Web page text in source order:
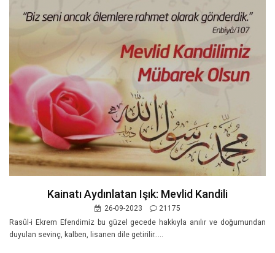
Kainatı Aydınlatan Işık: Mevlid Kandili
26-09-2023
21175
Rasûl-i Ekrem Efendimiz bu güzel gecede hakkıyla anılır ve doğumundan
duyulan sevinç, kalben, lisanen dile getirilir.....